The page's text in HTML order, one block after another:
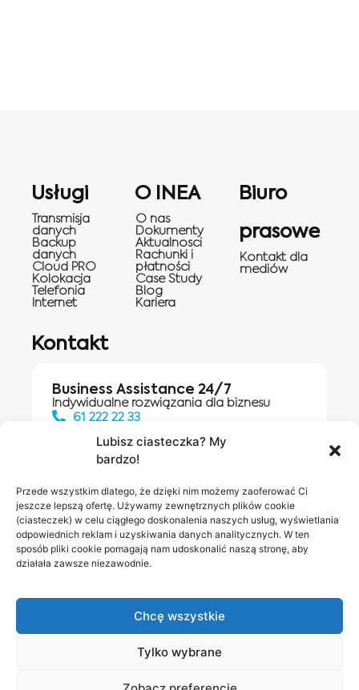
Lubisz ciasteczka? My
bardzo!
Przede wszystkim dlatego, że dzięki nim możemy zaoferować Ci
jeszcze lepszą ofertę. Używamy zewnętrznych plików cookie
(ciasteczek) w celu ciągłego doskonalenia naszych usług, wyświetlania
odpowiednich reklam i uzyskiwania danych analitycznych. W ten
sposób pliki cookie pomagają nam udoskonalić naszą stronę, aby
działała zawsze niezawodnie.
Chcę wszystkie
Tylko wybrane
Usługi
Transmisja
danych
Backup
danych
Cloud PRO
Kolokacja
Telefonia
Internet
O INEA
O nas
Dokumenty
Aktualnosci
Rachunki i
płatności
Case Study
Blog
Kariera
Biuro
prasowe
Kontakt dla
mediów
Kontakt
Business Assistance 24/7
Indywidualne rozwiązania dla biznesu
61 222 22 33
Salony INEA
Napisz do